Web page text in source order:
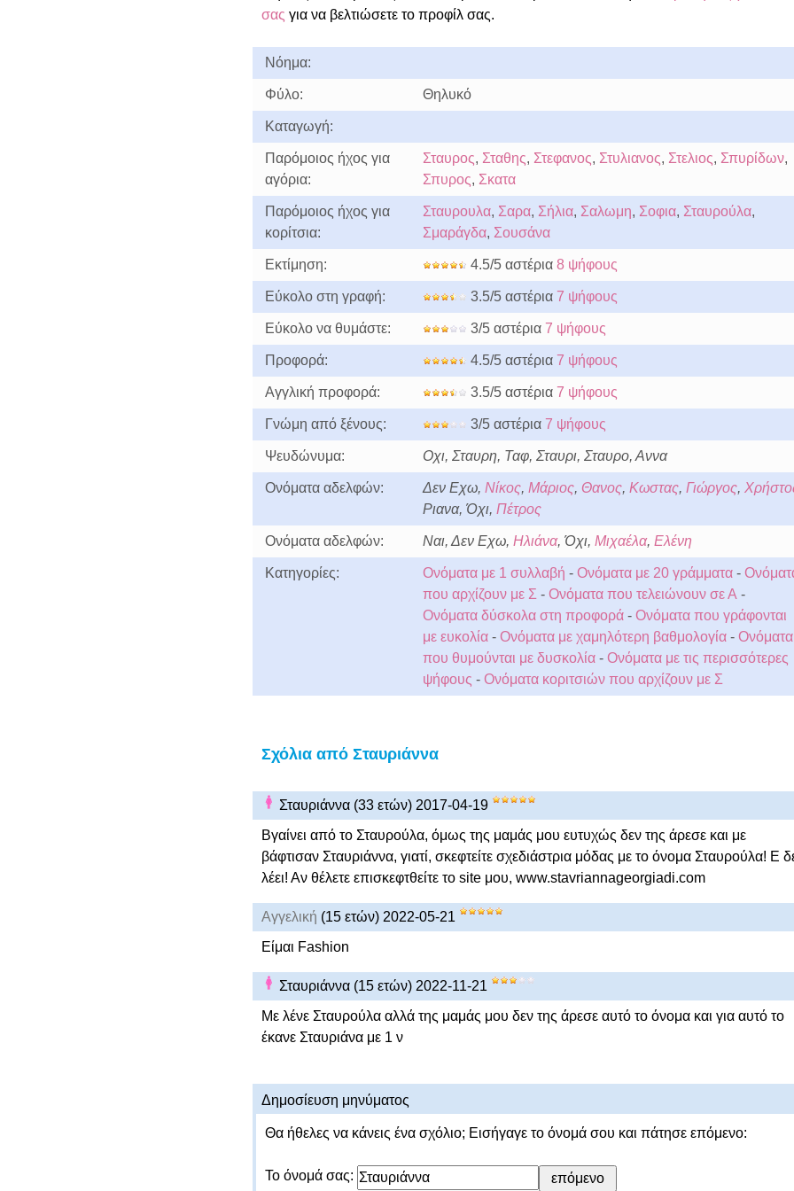
σας για να βελτιώσετε το προφίλ σας.
Νόημα:
Φύλο: Θηλυκό
Καταγωγή:
Παρόμοιος ήχος για
αγόρια:
Σταυρος, Σταθης, Στεφανος, Στυλιανος, Στελιος, Σπυρίδων,
Σπυρος, Σκατα
Παρόμοιος ήχος για
κορίτσια:
Σταυρουλα, Σαρα, Σήλια, Σαλωμη, Σοφια, Σταυρούλα,
Σμαράγδα, Σουσάνα
Εκτίμηση: 4.5/5 αστέρια 8 ψήφους
Εύκολο στη γραφή: 3.5/5 αστέρια 7 ψήφους
Εύκολο να θυμάστε: 3/5 αστέρια 7 ψήφους
Προφορά: 4.5/5 αστέρια 7 ψήφους
Αγγλική προφορά: 3.5/5 αστέρια 7 ψήφους
Γνώμη από ξένους: 3/5 αστέρια 7 ψήφους
Ψευδώνυμα: Οχι, Σταυρη, Ταφ, Σταυρι, Σταυρο, Αννα
Ονόματα αδελφών: Δεν Εχω, Νίκος, Μάριος, Θανος, Κωστας, Γιώργος,
Ριανα, Όχι, Πέτρος
Ονόματα αδελφών: Ναι, Δεν Εχω, Ηλιάνα, Όχι, Μιχαέλα, Ελένη
Κατηγορίες: Ονόματα με 1 συλλαβή - Ονόματα με 20 γράμματα-
που αρχίζουν με Σ - Ονόματα που τελειώνουν σε Α -
Ονόματα δύσκολα στη προφορά- Ονόματα που γράφονται
με ευκολία- Ονόματα με χαμηλότερη βαθμολογία- Ονόματα
που θυμούνται με δυσκολία- Ονόματα με τις περισσότερες
ψήφους - Ονόματα κοριτσιών που αρχίζουν με Σ
Σχόλια από Σταυριάννα
Σταυριάννα (33 ετών) 2017-04-19
Βγαίνει από το Σταυρούλα, όμως της μαμάς μου ευτυχώς δεν της άρεσε και με
βάφτισαν Σταυριάννα, γιατί, σκεφτείτε σχεδιάστρια μόδας με το όνομα Σταυρούλα! Ε
λέει! Αν θέλετε επισκεφτθείτε το site μου, www.stavriannageorgiadi.com
Αγγελική (15 ετών) 2022-05-21
Είμαι Fashion
Σταυριάννα (15 ετών) 2022-11-21
Με λένε Σταυρούλα αλλά της μαμάς μου δεν της άρεσε αυτό το όνομα και για αυτό το
έκανε Σταυριάνα με 1 ν
Δημοσίευση μηνύματος
Θα ήθελες να κάνεις ένα σχόλιο; Εισήγαγε το όνομά σου και πάτησε επόμενο:
Το όνομά σας: